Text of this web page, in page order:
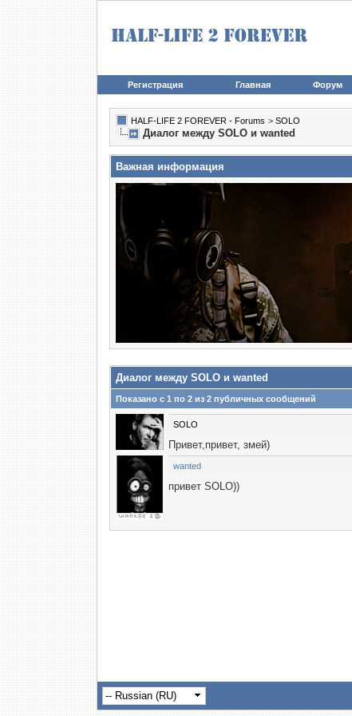
Регистрация Главная Форум
HALF-LIFE 2 FOREVER - Forums > SOLO
Диалог между SOLO и wanted
Важная информация
Диалог между SOLO и wanted
Показано с 1 по 2 из 2 публичных сообщений
SOLO
Привет,привет, змей)
wanted
привет SOLO))